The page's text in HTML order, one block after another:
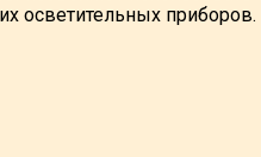
осветительных приборов.